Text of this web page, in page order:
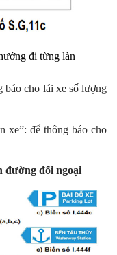
đi từng làn
báo cho lái xe số lượng
xe”: để thông báo cho
đường đối ngoại